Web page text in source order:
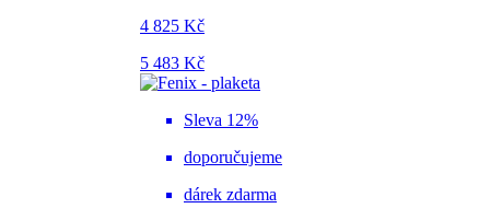
4 825 Kč
5 483 Kč
Sleva 12%
doporučujeme
dárek zdarma